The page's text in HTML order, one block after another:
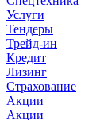
Услуги
Тендеры
Трейд-ин
Кредит
Лизинг
Страхование
Акции
Акции